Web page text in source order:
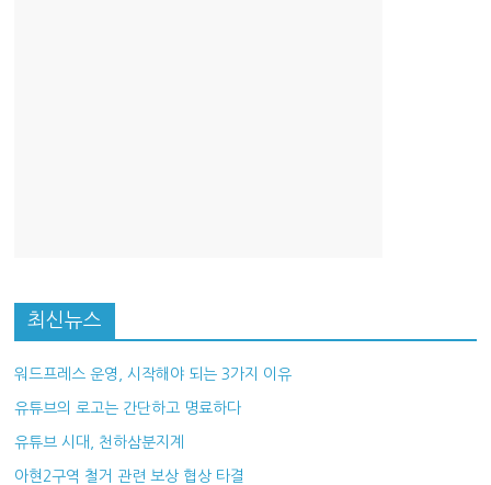
최신뉴스
워드프레스 운영, 시작해야 되는 3가지 이유
유튜브의 로고는 간단하고 명료하다
유튜브 시대, 천하삼분지계
아현2구역 철거 관련 보상 협상 타결